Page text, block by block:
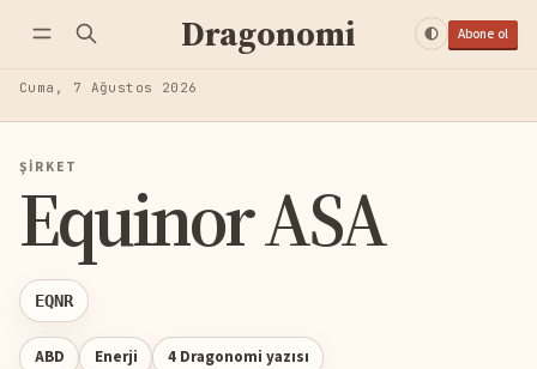
Dragonomi Abone ol
Cuma, 7 Ağustos 2026
ŞIRKET
Equinor ASA
EQNR
ABD Enerji 4 Dragonomi yazısı